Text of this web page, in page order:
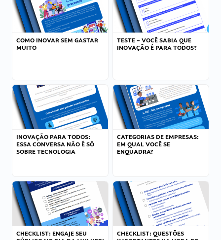
COMO INOVAR SEM GASTAR
MUITO
TESTE – VOCÊ SABIA QUE
INOVAÇÃO É PARA TODOS?
INOVAÇÃO PARA TODOS:
ESSA CONVERSA NÃO É SÓ
SOBRE TECNOLOGIA
CATEGORIAS DE EMPRESAS:
EM QUAL VOCÊ SE
ENQUADRA?
CHECKLIST: ENGAJE SEU
CHECKLIST: QUESTÕES